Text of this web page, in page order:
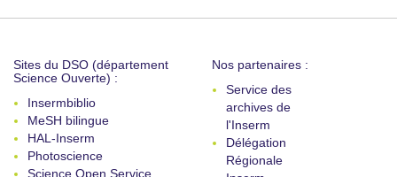
Sites du DSO (département
Science Ouverte) :
Insermbiblio
MeSH bilingue
HAL-Inserm
Photoscience
Science Open Service
Nos partenaires :
Service des
archives de
l'Inserm
Délégation
Régionale